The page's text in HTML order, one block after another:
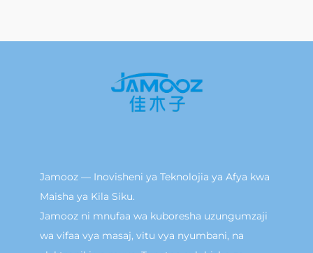
Jamooz — Inovisheni ya Teknolojia ya Afya kwa
Maisha ya Kila Siku.
Jamooz ni mnufaa wa kuboresha uzungumzaji
wa vifaa vya masaj, vitu vya nyumbani, na